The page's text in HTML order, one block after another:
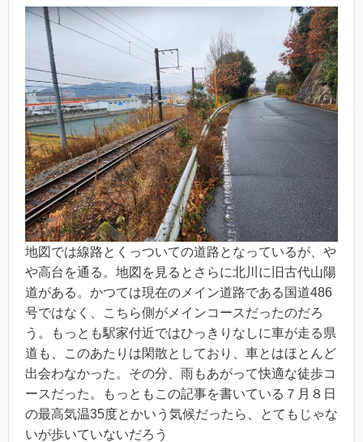
地図では線路とくっついての道路となっているが、や
や高台を通る。地図を見るとさらに北川に旧古代山陽
道がある。かつては現在のメイン道路である国道486
号ではなく、こちら側がメインコースだったのだろ
う。もっとも駅家付近ではひっきりなしに車が走る県
道も、このあたりは閑散としており、車とはほとんど
出会わなかった。その分、雨もあがって快適な徒歩コ
ースだった。もっともこの記事を書いている７月８日
の最高気温35度とかいう気候だったら、とてもじゃな
いが歩いていないだろう